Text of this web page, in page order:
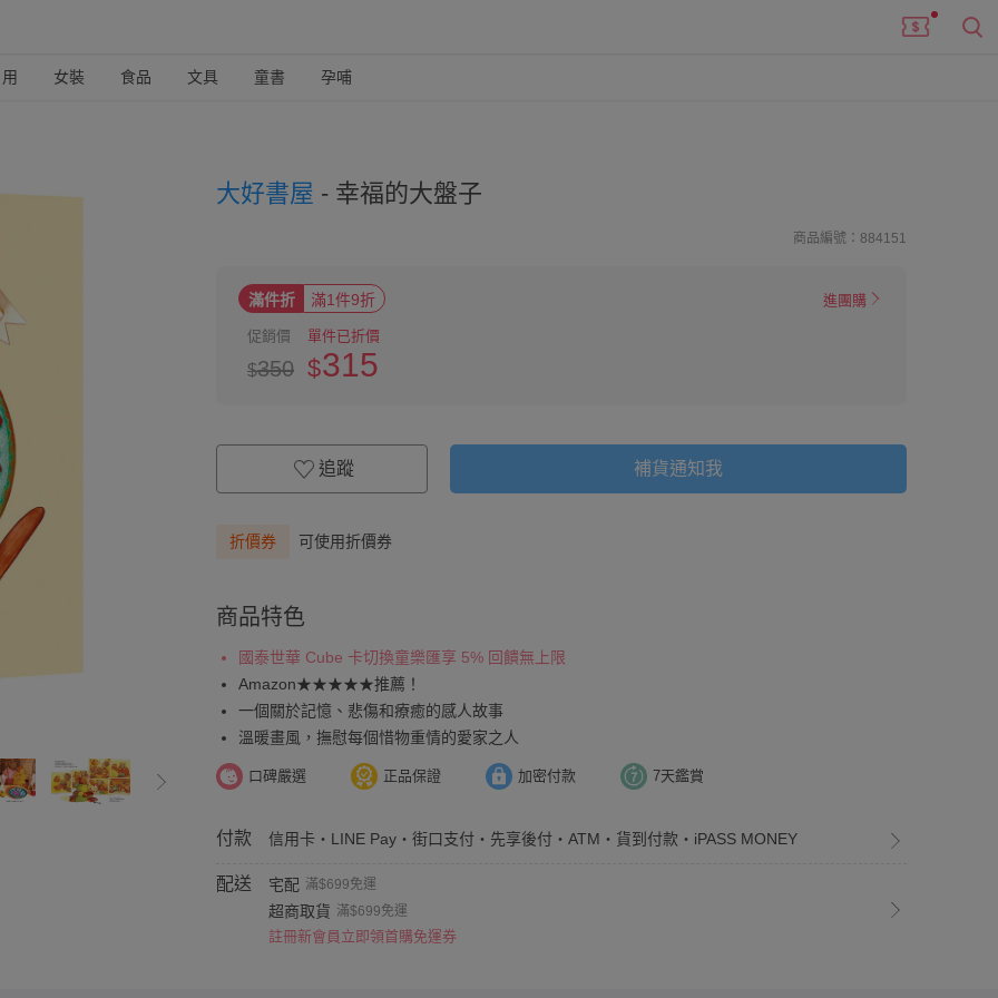
女裝 食品 文具 童書 孕哺
大好書屋 - 幸福的大盤子
商品編號：884151
滿件折 滿1件9折 進團購
促銷價
$350
單件已折價
$315
追蹤 補貨通知我
折價券 可使用折價券
商品特色
國泰世華 Cube 卡切換童樂匯享 5% 回饋無上限
Amazon★★★★★推薦！
一個關於記憶、悲傷和療癒的感人故事
溫暖畫風，撫慰每個惜物重情的愛家之人
口碑嚴選 正品保證 加密付款 7天鑑賞
付款 信用卡・LINE Pay・街口支付・先享後付・ATM・貨到付款・iPASS MONEY
配送 宅配 滿$699免運
超商取貨 滿$699免運
註冊新會員立即領首購免運券